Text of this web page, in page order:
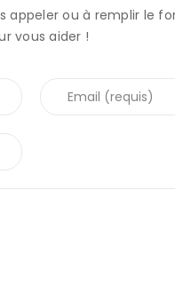
appeler ou à remplir le
vous aider !